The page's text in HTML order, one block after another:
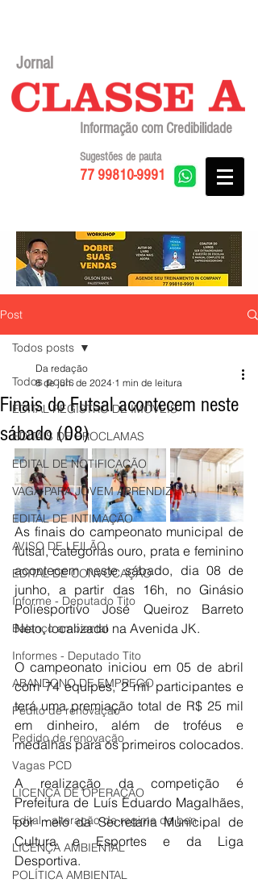
Jornal
Informação com Credibilidade
77 99810-9991
Sugestões de pauta
Post
Todos posts
EDITAL REGISTRO DE IMÓVEIS
EDITAIS DE PROCLAMAS
EDITAL DE NOTIFICAÇÃO
VAGA PARA JOVEM APRENDIZ
EDITAL DE INTIMAÇÃO
AVISO DE LEILÃO
EDITAL DE CONVOCAÇÃO
Informe - Deputado Tito
Balanço ambiental
Informes - Deputado Tito
ABANDONO DE EMPREGO
Pedito de renovação
Pedido de renovação
Vagas PCD
LICENÇA DE OPERAÇÃO
Edital - alteração de regime de ben
LICENÇA AMBIENTAL
POLÍTICA AMBIENTAL
Todos posts
Finais do Futsal acontecem neste
sábado (08)
Da redação
8 de jun. de 2024 1 min de leitura
As finais do campeonato municipal de
futsal, categorias ouro, prata e feminino
acontecem neste sábado, dia 08 de
junho, a partir das 16h, no Ginásio
Poliesportivo José Queiroz Barreto
Neto, localizado na Avenida JK.
O campeonato iniciou em 05 de abril
com 74 equipes, 2 mil participantes e
terá uma premiação total de R$ 25 mil
em dinheiro, além de troféus e
A realização da competição é
Prefeitura de Luís Eduardo Magalhães,
por meio da Secretaria Municipal de
Cultura e Esportes e da Liga
Desportiva.